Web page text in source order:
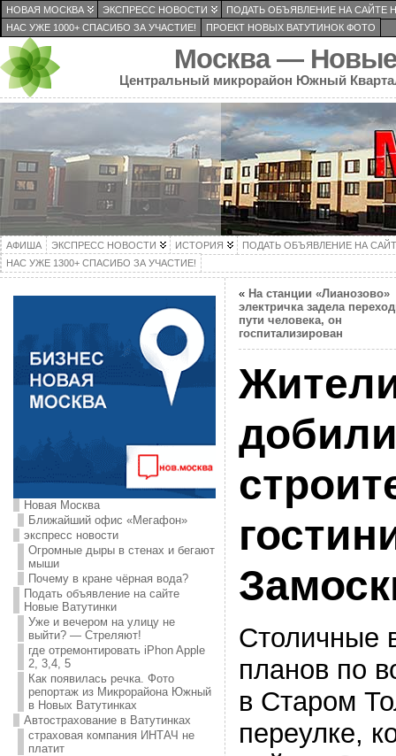
НОВАЯ МОСКВА ЭКСПРЕСС НОВОСТИ
ПОДАТЬ ОБЪЯВЛЕНИЕ НА САЙТЕ
НАС УЖЕ 1000+ СПАСИБО ЗА УЧАСТИЕ!
ПРОЕКТ НОВЫХ ВАТУТИНОК ФОТО
Москва — Новые
Центральный микрорайон Южный
АФИША ЭКСПРЕСС НОВОСТИ ИСТОРИЯ
ПОДАТЬ ОБЪЯВЛЕНИЕ НА
НАС УЖЕ 1300+ СПАСИБО ЗА УЧАСТИЕ!
Новая Москва
Ближайший офис «Мегафон»
экспресс новости
Огромные дыры в стенах и бегают
мыши
Почему в кране чёрная вода?
Подать объявление на сайте
Новые Ватутинки
Уже и вечером на улицу не
выйти? — Стреляют!
где отремонтировать iPhon Apple
2, 3,4, 5
Как появилась речка. Фото
репортаж из Микрорайона Южный
в Новых Ватутинках
Автострахование в Ватутинках
страховая компания ИНТАЧ не
платит
« На станции «Лианозово»
электричка задела
пути человека, он
госпитализирован
Столичные
планов по
в Старом
переулке,